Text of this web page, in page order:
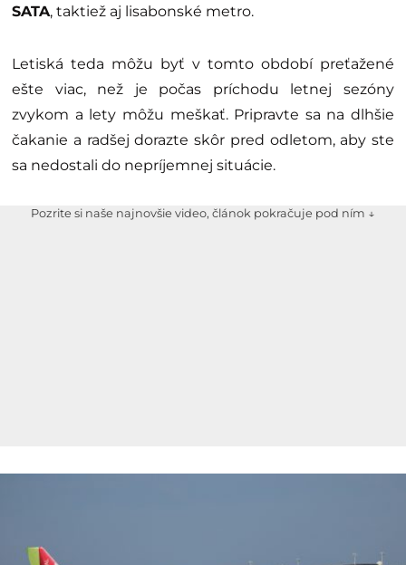
SATA, taktiež aj lisabonské metro.
Letiská teda môžu byť v tomto období preťažené
ešte viac, než je počas príchodu letnej sezóny
zvykom a lety môžu meškať. Pripravte sa na dlhšie
čakanie a radšej dorazte skôr pred odletom, aby ste
sa nedostali do nepríjemnej situácie.
Pozrite si naše najnovšie video, článok pokračuje pod ním ↓